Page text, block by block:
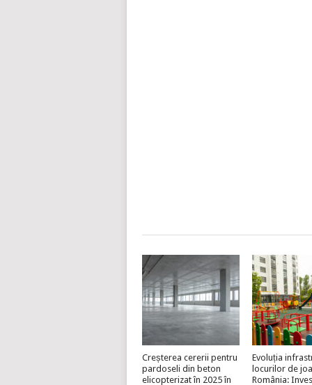
Creșterea cererii pentru
pardoseli din beton
elicopterizat în 2025 în
Evoluția
locurilor de
România: